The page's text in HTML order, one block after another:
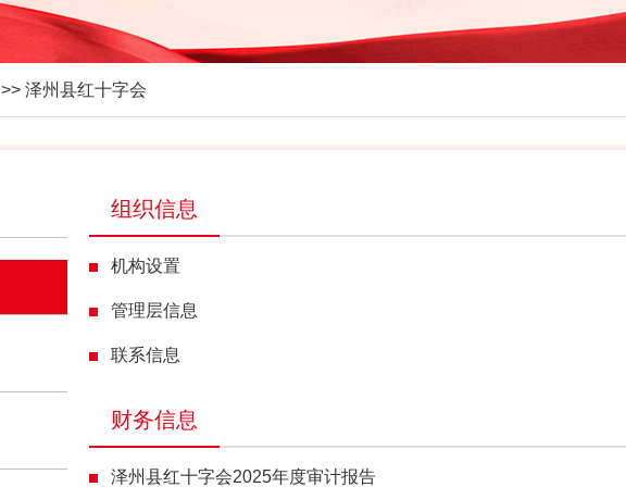
>> 泽州县红十字会
组织信息
机构设置
管理层信息
联系信息
财务信息
泽州县红十字会2025年度审计报告